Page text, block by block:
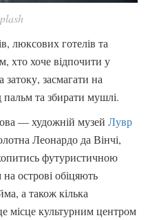
люксових готелів та
хто хоче відпочити у
затоку, засмагати на
та збирати мушлі.
— художній музей Лувр
Леонардо да Вінчі,
футуристичною
острові обіцяють
а також кілька
місце культурним центром